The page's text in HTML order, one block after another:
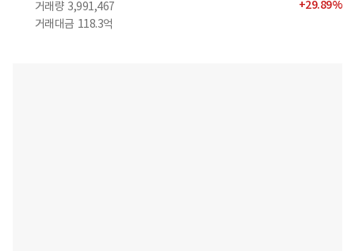
거래량 3,991,467
거래대금 118.3억
+29.89%